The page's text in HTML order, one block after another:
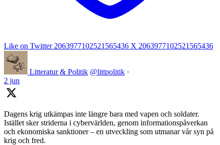
Like on Twitter 2063977102521565436 X 2063977102521565436
Litteratur & Politik @littpolitik ·
2 jun
Dagens krig utkämpas inte längre bara med vapen och soldater.
Istället sker striderna i cybervärlden, genom informationspåverkan
och ekonomiska sanktioner – en utveckling som utmanar vår syn på
krig och fred.